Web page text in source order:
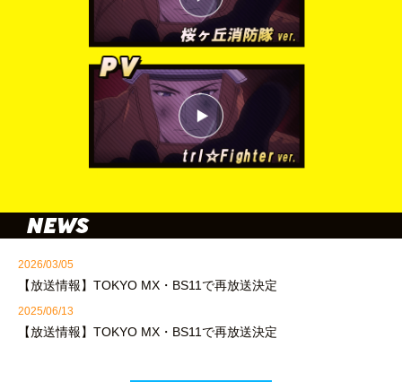
2026/03/05
【放送情報】TOKYO MX・BS11で再放送決定
2025/06/13
【放送情報】TOKYO MX・BS11で再放送決定